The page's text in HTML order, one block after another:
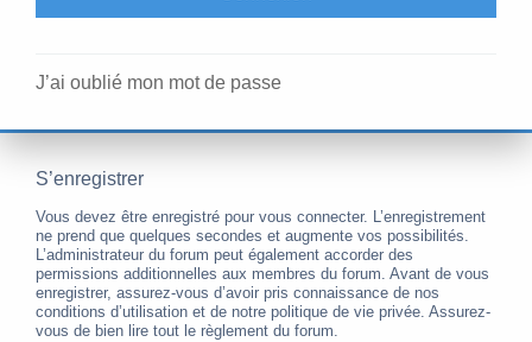
J’ai oublié mon mot de passe
S’enregistrer
Vous devez être enregistré pour vous connecter. L’enregistrement
ne prend que quelques secondes et augmente vos possibilités.
L’administrateur du forum peut également accorder des
permissions additionnelles aux membres du forum. Avant de vous
enregistrer, assurez-vous d’avoir pris connaissance de nos
conditions d’utilisation et de notre politique de vie privée. Assurez-
vous de bien lire tout le règlement du forum.